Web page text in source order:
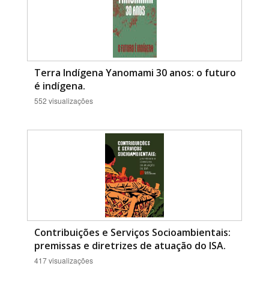
Terra Indígena Yanomami 30 anos: o futuro
é indígena.
552 visualizações
Contribuições e Serviços Socioambientais:
premissas e diretrizes de atuação do ISA.
417 visualizações